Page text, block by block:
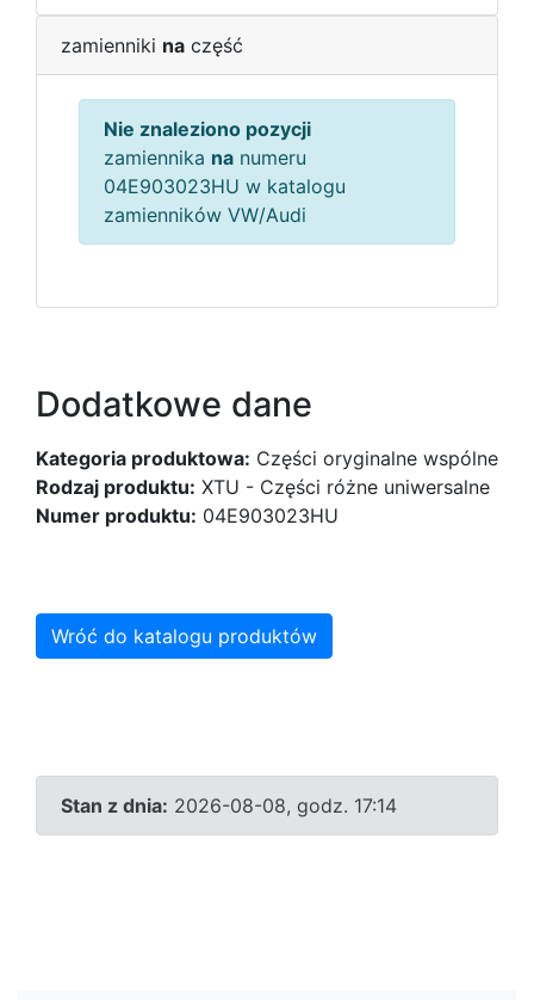
zamienniki na część
Nie znaleziono pozycji
zamiennika na numeru
04E903023HU w katalogu
zamienników VW/Audi
Dodatkowe dane
Kategoria produktowa: Części oryginalne wspólne
Rodzaj produktu: XTU - Części różne uniwersalne
Numer produktu: 04E903023HU
Wróć do katalogu produktów
Stan z dnia: 2026-08-08, godz. 17:14